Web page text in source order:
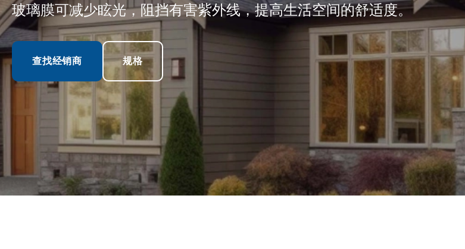
玻璃膜可减少眩光，阻挡有害紫外线，提高生活空间的舒适度。
查找经销商 规格